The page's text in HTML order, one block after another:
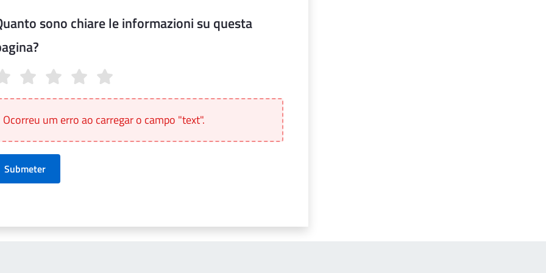
sono chiare le informazioni su questa
Ocorreu um erro ao carregar o campo "text".
Submeter